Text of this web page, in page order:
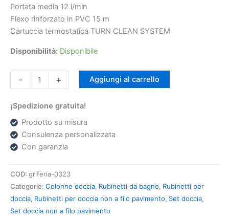
Portata media 12 l/min
Flexo rinforzato in PVC 15 m
Cartuccia termostatica TURN CLEAN SYSTEM
Disponibilità: Disponibile
- + Aggiungi al carrello
¡Spedizione gratuita!
Prodotto su misura
Consulenza personalizzata
Con garanzia
COD: griferia-0323
Categorie: Colonne doccia, Rubinetti da bagno, Rubinetti per
doccia, Rubinetti per doccia non a filo pavimento, Set doccia,
Set doccia non a filo pavimento